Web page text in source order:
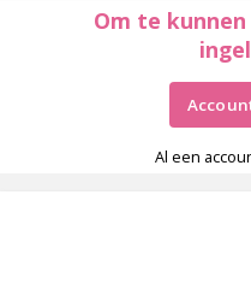
Om te
Al een